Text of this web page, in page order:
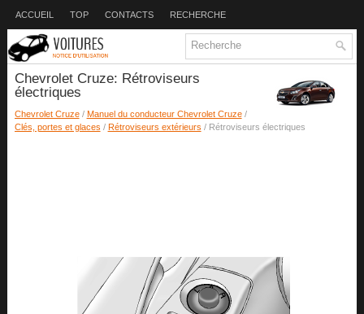
ACCUEIL TOP CONTACTS RECHERCHE
Chevrolet Cruze: Rétroviseurs
électriques
Chevrolet Cruze/ Manuel du conducteur Chevrolet Cruze/
Clés, portes et glaces / Rétroviseurs extérieurs / Rétroviseurs électriques